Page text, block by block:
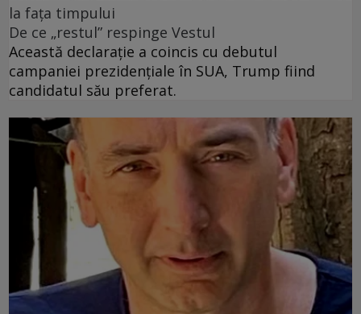
la fața timpului
De ce „restul” respinge Vestul
Această declarație a coincis cu debutul
campaniei prezidențiale în SUA, Trump fiind
candidatul său preferat.